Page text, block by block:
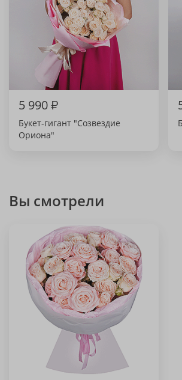
5 990₽
Букет-гигант "Созвездие
Ориона"
Вы смотрели